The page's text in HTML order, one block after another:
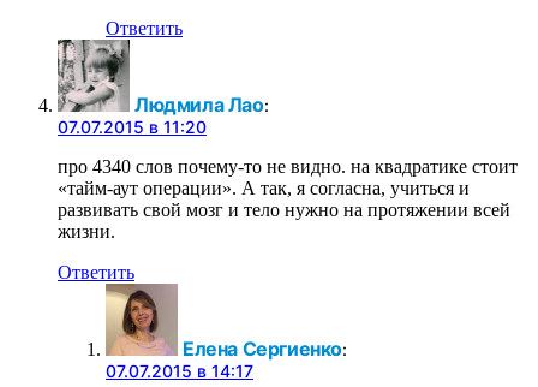
Ответить
Людмила Лао:
07.07.2015 в 11:20
про 4340 слов почему-то не видно. на квадратике стоит
«тайм-аут операции». А так, я согласна, учиться и
развивать свой мозг и тело нужно на протяжении всей
жизни.
Ответить
Елена Сергиенко:
07.07.2015 в 14:17